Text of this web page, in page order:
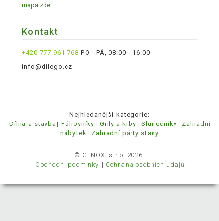
mapa zde
Kontakt
+420 777 961 768 PO - PÁ, 08:00 - 16:00
info@dilego.cz
Nejhledanější kategorie:
Dílna a stavba
Fóliovníky Grily a krby Slunečníky
Zahradní
nábytek
Zahradní párty stany
© GENOX, s.r.o. 2026.
Obchodní podmínky
Ochrana osobních údajů